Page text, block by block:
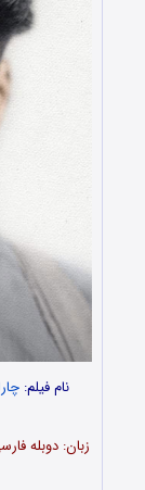
نام فیلم: